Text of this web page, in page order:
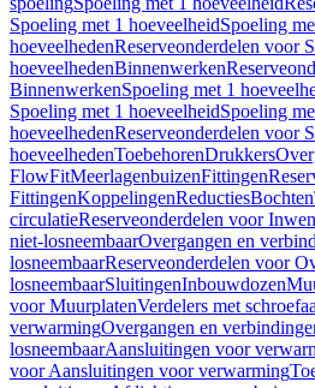
Spoeling met 1 hoeveelheidSpoeling
hoeveelhedenReserveonderdelen voor
hoeveelhedenBinnenwerken
BinnenwerkenSpoeling met 1
Spoeling met 1 hoeveelheidSpoeling
hoeveelhedenReserveonderdelen voor
hoeveelhedenToebehorenDrukkers
FlowFitMeerlagenbuizenFittingen
FittingenKoppelingenReductiesBochten
circulatieReserveonderdelen voor
niet-losneembaarOvergangen en
losneembaarReserveonderdelen voor
losneembaarSluitingenInbouwdozen
voor MuurplatenVerdelers met
verwarmingOvergangen en
losneembaarAansluitingen voor
voor Aansluitingen voor verwarming